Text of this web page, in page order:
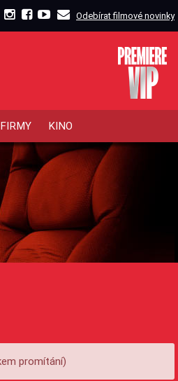
Odebírat filmové novinky
FIRMY KINO
promítání)